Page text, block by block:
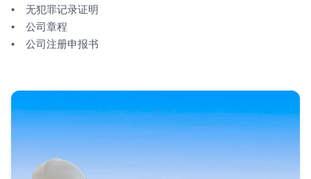
• 无犯罪记录证明
• 公司章程
• 公司注册申报书